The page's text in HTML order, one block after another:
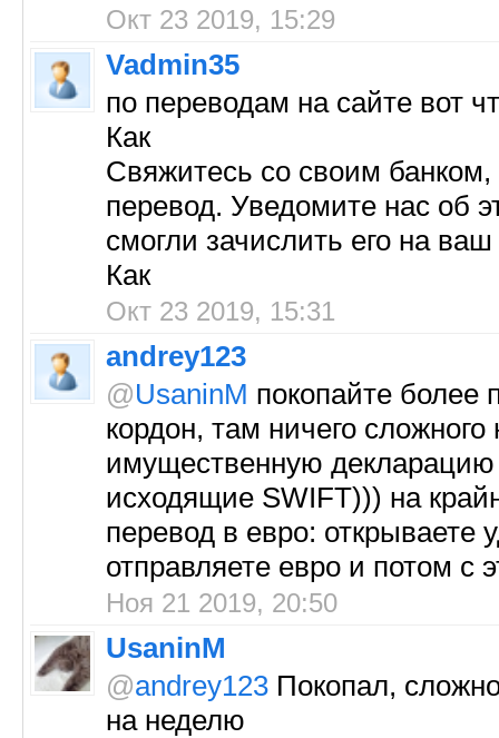
Окт 23 2019, 15:29
Vadmin35
по переводам на сайте вот
Как
Свяжитесь со своим
перевод. Уведомите нас об
смогли зачислить его на
Как
Окт 23 2019, 15:31
andrey123
@UsaninM покопайте более
кордон, там ничего
имущественную
исходящие SWIFT))) на
перевод в евро: открываете
отправляете евро и потом с
Ноя 21 2019, 20:50
UsaninM
@andrey123 Покопал,
на неделю